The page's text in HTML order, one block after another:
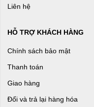
Liên hệ
HỖ TRỢ KHÁCH HÀNG
Chính sách bảo mật
Thanh toán
Giao hàng
Đổi và trả lại hàng hóa